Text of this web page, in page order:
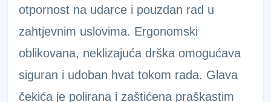
otpornost na udarce i pouzdan rad u
zahtjevnim uslovima. Ergonomski
oblikovana, neklizajuća drška omogućava
siguran i udoban hvat tokom rada. Glava
čekića je polirana i zaštićena praškastim